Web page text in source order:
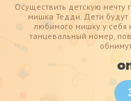
Осуществить детскую
мишка Тедди. Дети будут
любимого мишку у себя
танцевальный номер,